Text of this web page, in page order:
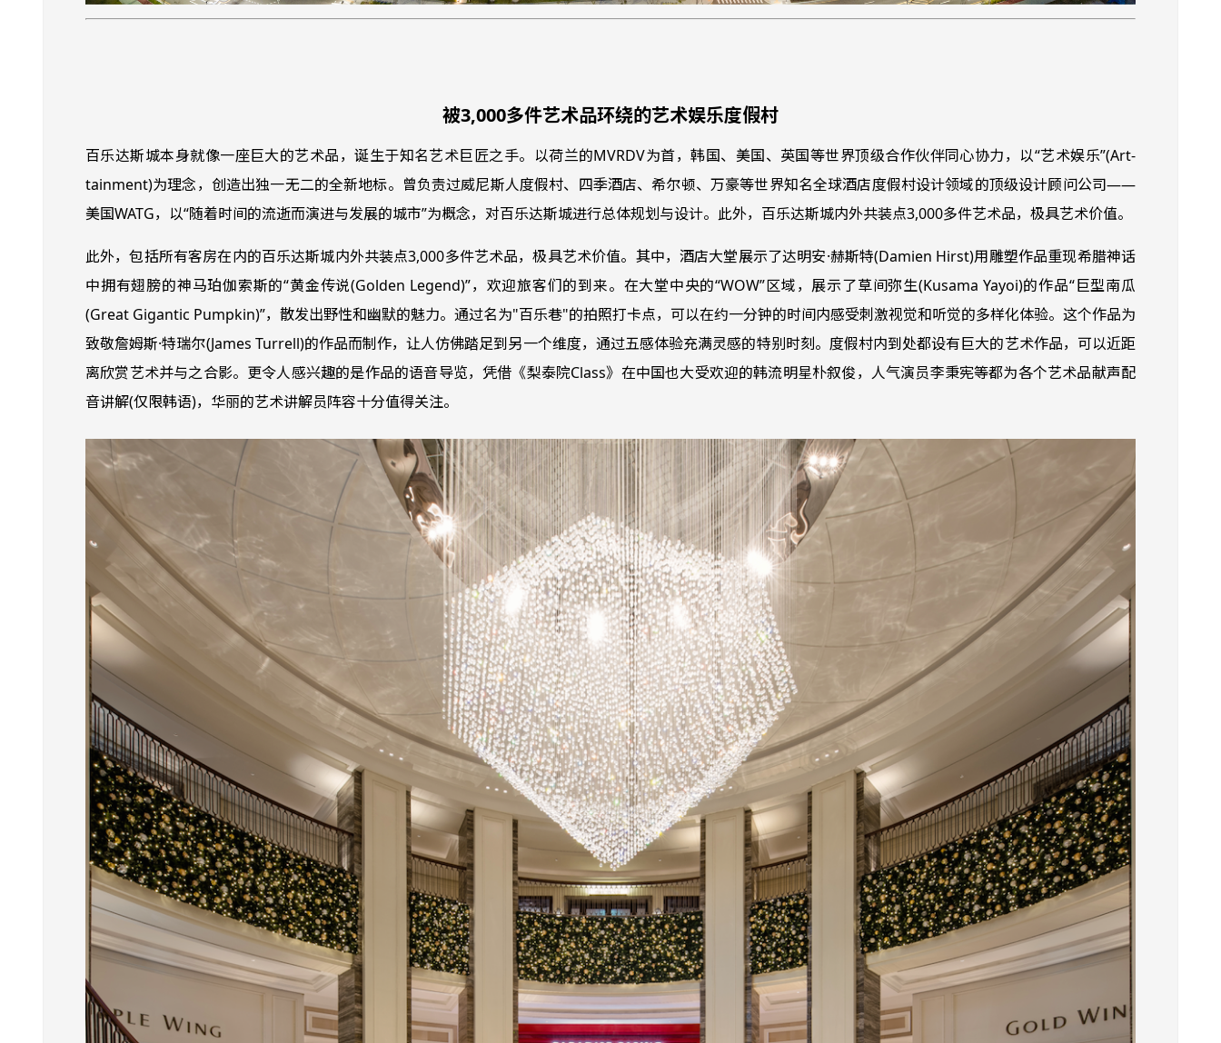
被3,000多件艺术品环绕的艺术娱乐度假村
百乐达斯城本身就像一座巨大的艺术品，诞生于知名艺术巨匠之手。以荷兰的MVRDV为首，韩国、美国、英国等世界顶级合作伙伴同心协力，以“艺术娱乐”(Art-
tainment)为理念，创造出独一无二的全新地标。曾负责过威尼斯人度假村、四季酒店、希尔顿、万豪等世界知名全球酒店度假村设计领域的顶级设计顾问公司——
美国WATG，以“随着时间的流逝而演进与发展的城市”为概念，对百乐达斯城进行总体规划与设计。此外，百乐达斯城内外共装点3,000多件艺术品，极具艺术价值。
此外，包括所有客房在内的百乐达斯城内外共装点3,000多件艺术品，极具艺术价值。其中，酒店大堂展示了达明安·赫斯特(Damien Hirst)用雕塑作品重现希腊神话
中拥有翅膀的神马珀伽索斯的“黄金传说(Golden Legend)”，欢迎旅客们的到来。在大堂中央的“WOW”区域，展示了草间弥生(Kusama Yayoi)的作品“巨型南瓜
(Great Gigantic Pumpkin)”，散发出野性和幽默的魅力。通过名为"百乐巷"的拍照打卡点，可以在约一分钟的时间内感受刺激视觉和听觉的多样化体验。这个作品为
致敬詹姆斯·特瑞尔(James Turrell)的作品而制作，让人仿佛踏足到另一个维度，通过五感体验充满灵感的特别时刻。度假村内到处都设有巨大的艺术作品，可以近距
离欣赏艺术并与之合影。更令人感兴趣的是作品的语音导览，凭借《梨泰院Class》在中国也大受欢迎的韩流明星朴叙俊，人气演员李秉宪等都为各个艺术品献声配
音讲解(仅限韩语)，华丽的艺术讲解员阵容十分值得关注。